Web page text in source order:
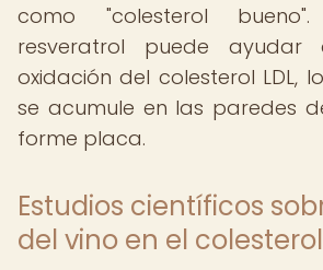
como "colesterol
resveratrol puede
oxidación del colesterol LDL,
se acumule en las paredes
forme placa.
Estudios científicos
del vino en el colesterol